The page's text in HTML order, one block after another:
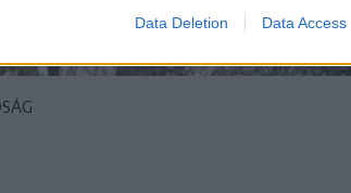
Data Deletion Data Access